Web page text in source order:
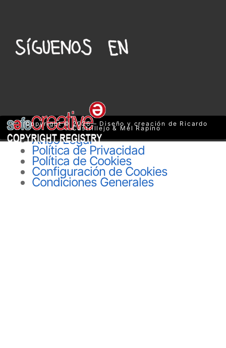
Copyright © 2026 – Diseño y creación de Ricardo
Castrillejo & Mel Rapino
Aviso Legal
Política de Privacidad
Política de Cookies
Configuración de Cookies
Condiciones Generales